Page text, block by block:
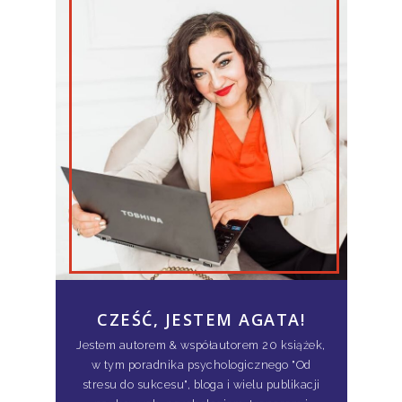
CZEŚĆ, JESTEM AGATA!
Jestem autorem & współautorem 20 książek,
w tym poradnika psychologicznego "Od
stresu do sukcesu", bloga i wielu publikacji